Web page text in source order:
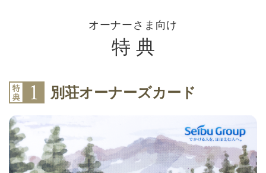
オーナーさま向け
特 典
別荘オーナーズカード